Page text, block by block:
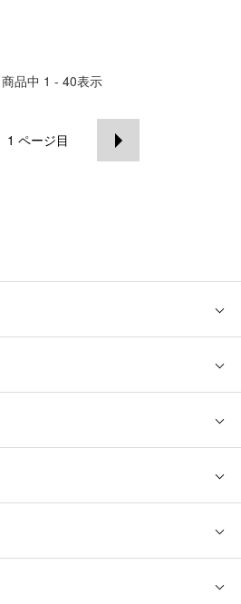
商品中 1 - 40表示
1 ページ目